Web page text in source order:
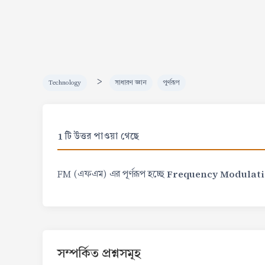
Technology > সাধারণ জ্ঞান পূর্ণরূপ
1 টি উত্তর পাওয়া গেছে
FM (এফএম) এর পূর্ণরূপ হচ্ছেFrequency
সম্পর্কিত প্রশ্নসমূহ